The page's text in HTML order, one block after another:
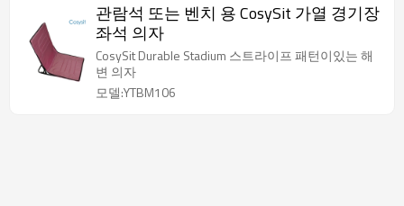
관람석 또는 벤치 용 CosySit 가열 경기장
좌석 의자
CosySit Durable Stadium 스트라이프 패턴이있는 해
변 의자
모델:YTBM106